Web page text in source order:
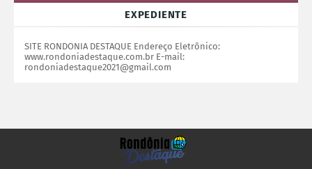
EXPEDIENTE
SITE RONDONIA DESTAQUE Endereço Eletrônico:
www.rondoniadestaque.com.br E-mail:
rondoniadestaque2021@gmail.com